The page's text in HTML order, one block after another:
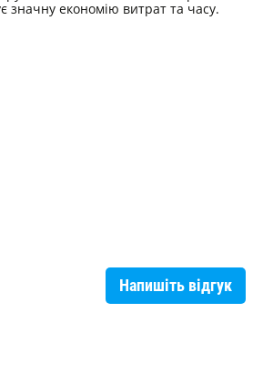
значну економію витрат та часу.
Напишіть відгук